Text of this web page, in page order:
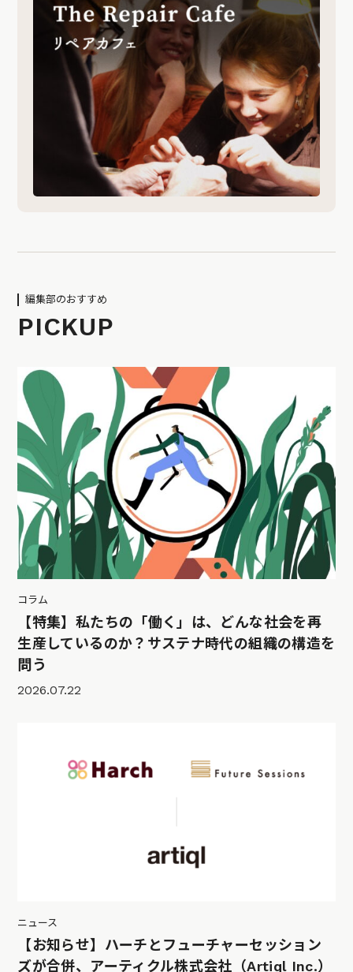
編集部のおすすめ
PICKUP
コラム
【特集】私たちの「働く」は、どんな社会を再
生産しているのか？サステナ時代の組織の構造を
問う
2026.07.22
ニュース
【お知らせ】ハーチとフューチャーセッション
ズが合併、アーティクル株式会社（Artiql Inc.）